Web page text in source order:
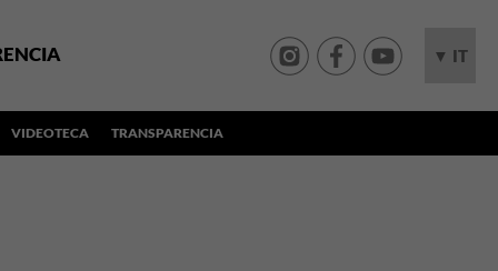
▼ IT
VIDEOTECA TRANSPARENCIA